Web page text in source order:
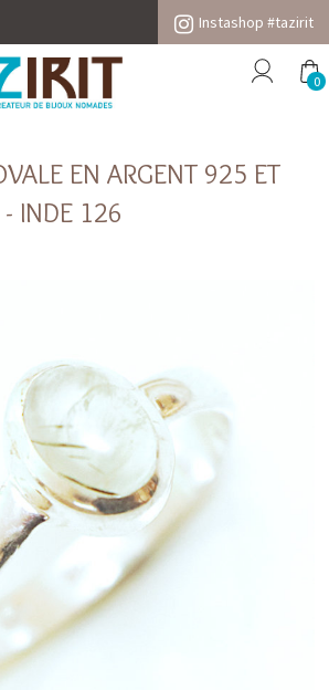
Instashop #tazirit
0
EN ARGENT 925 ET
- INDE 126